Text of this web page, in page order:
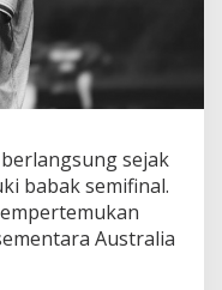
sejak
babak semifinal.
Australia